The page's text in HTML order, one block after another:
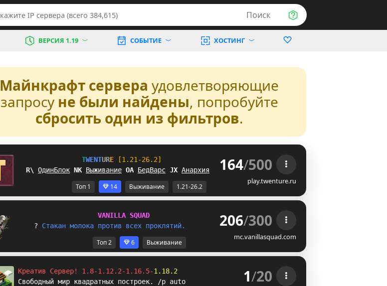
Поиск
ВЕРСИЯ 1.19 СОБЫТИЕ ХОСТИНГ
Майнкрафт сервера удовлетворяющие
запросу не были найдены, попробуйте
сбросить один из фильтров.
TWENTURE
[1.21-26.2]
X]
ОдинБлок JX Выживание VW БедВарс XT Анархия 164/500
play.twenture.ru
Топ 1 14 Выживание 1.21-26.2
VANIL L A SQUAD
? Стакан молока против всех проклятий. 206/300
mc.vanillasquad.com
Топ 2 6 Выживание
Креатив Сервер! 1.8-1.12.2-1.16.5-1.18.2
Свободный мир квадратных построек. /p auto
1/20